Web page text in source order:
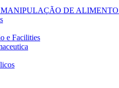
MANIPULAÇÃO DE
e Facilities